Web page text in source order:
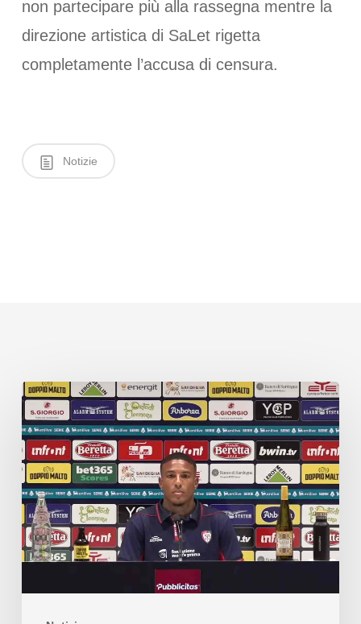
non partecipare più alla rassegna mentre la
direzione artistica di SaLet rigetta
completamente l’accusa di censura.
Notizie